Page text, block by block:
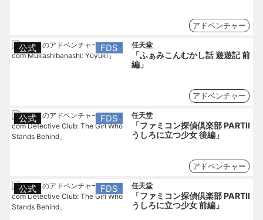
アドベンチャー
公式 FDS 任天堂
「ふぁみこんむかし話 遊遊記 前
編」
アドベンチャー
公式 FDS 任天堂
「ファミコン探偵倶楽部 PARTII
うしろに立つ少女 後編」
アドベンチャー
公式 FDS 任天堂
「ファミコン探偵倶楽部 PARTII
うしろに立つ少女 前編」